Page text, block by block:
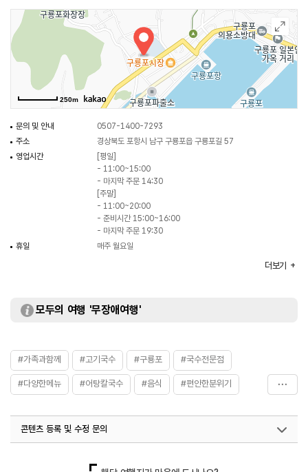
가족단위 관광객들도 만족 할 수 있는 공간이다.
250m
문의 및 안내
0507-1400-7293
주소
경상북도 포항시 남구 구룡포읍 구룡포길 57
영업시간
[평일]
- 11:00~15:00
- 마지막 주문 14:30
[주말]
- 11:00~20:00
- 준비시간 15:00~16:00
- 마지막 주문 19:30
휴일
매주 월요일
화장실
있음
더보기
모두의 여행 '무장애여행'
#가족과함께 #고기국수 #구룡포 #국수전문점
#다양한메뉴 #어탕칼국수 #음식 #편안한분위기
콘텐츠 등록 및 수정 문의